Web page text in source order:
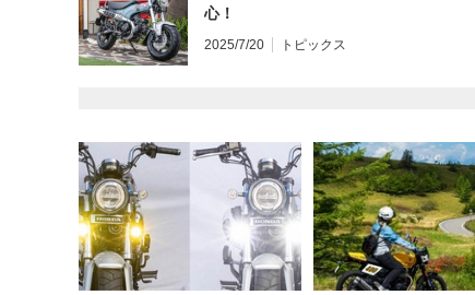
心！
2025/7/20 トピックス